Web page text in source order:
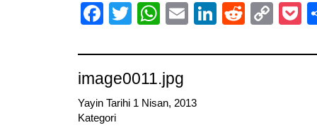
Facebook
TwitterWhatsApp
EmailLinkedIn
Reddit
image0011.jpg
Yayin Tarihi 1 Nisan, 2013
Kategori